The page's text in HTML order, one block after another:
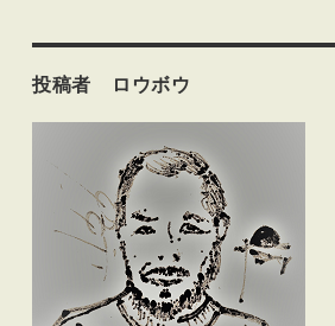
投稿者 ロウボウ